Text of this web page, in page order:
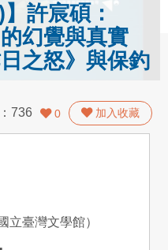
】許宸碩：
幻覺與真實
之怒》與保釣
736 0 加入收藏
立臺灣文學館）